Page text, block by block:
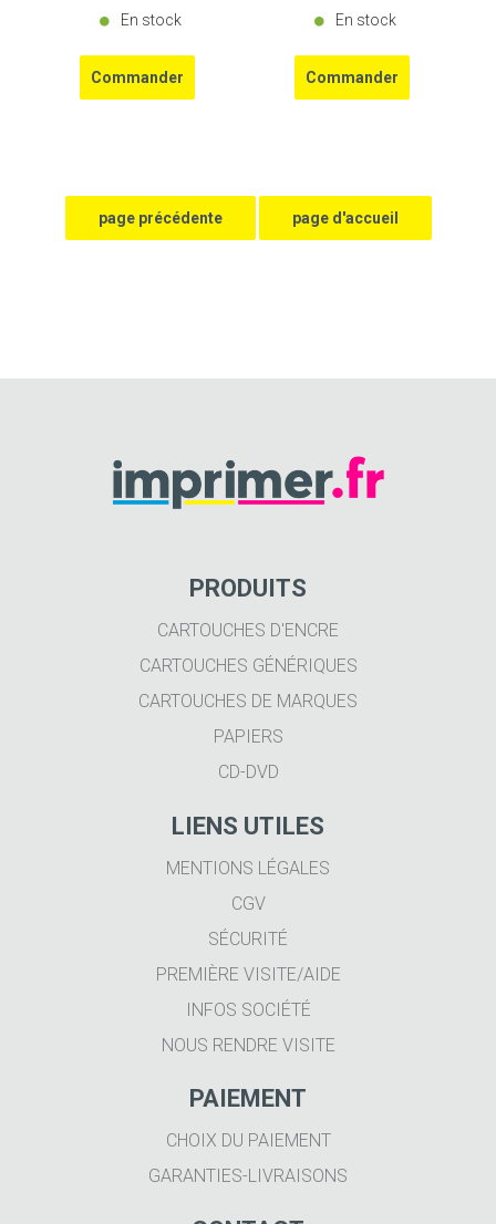
En stock En stock
PRODUITS
CARTOUCHES D'ENCRE
CARTOUCHES GÉNÉRIQUES
CARTOUCHES DE MARQUES
PAPIERS
CD-DVD
LIENS UTILES
MENTIONS LÉGALES
CGV
SÉCURITÉ
PREMIÈRE VISITE/AIDE
INFOS SOCIÉTÉ
NOUS RENDRE VISITE
PAIEMENT
CHOIX DU PAIEMENT
GARANTIES-LIVRAISONS